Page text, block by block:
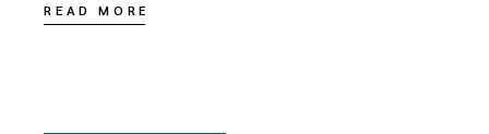
READ MORE